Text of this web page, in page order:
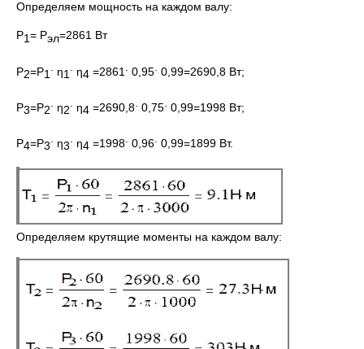
Определяем мощность на каждом валу:
Р1= Рэл=2861 Вт
Р2=Р1 η1 η4 =2861 0,95 0,99=2690,8 Вт;
Р3=Р2 η2 η4 =2690,8 0,75 0,99=1998 Вт;
Р4=Р3
. η3
. η4 =1998. 0,96. 0,99=1899 Вт.
Определяем крутящие моменты на каждом валу: